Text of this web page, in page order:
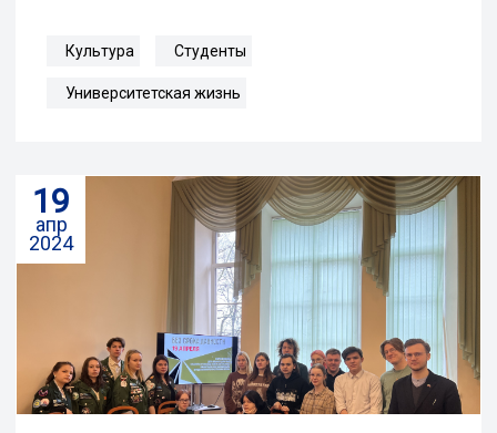
Культура Студенты
Университетская жизнь
19
апр
2024